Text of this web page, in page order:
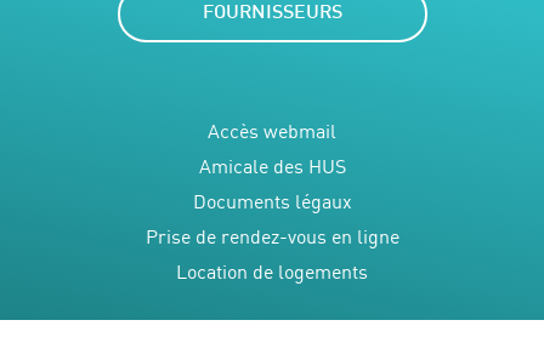
FOURNISSEURS
Accès webmail
Amicale des HUS
Documents légaux
Prise de rendez-vous en ligne
Location de logements